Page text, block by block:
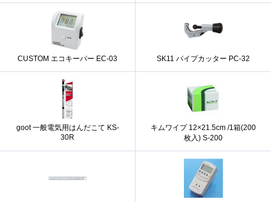
CUSTOM エコキーパー EC-03 SK11 パイプカッター PC-32
goot 一般電気用はんだこて KS-
30R
キムワイプ 12×21.5cm /1箱(200
枚入) S-200